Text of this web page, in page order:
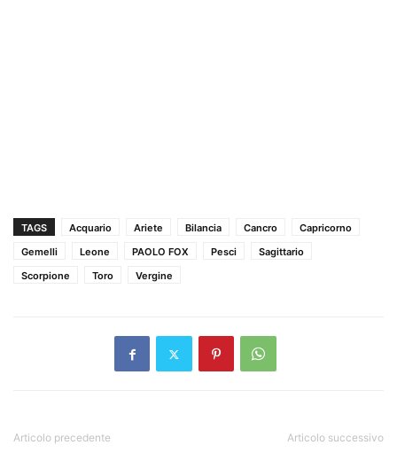
TAGS Acquario Ariete Bilancia Cancro
Capricorno
Gemelli
Leone PAOLO FOX Pesci
Sagittario
Scorpione
Toro Vergine
Articolo precedente Articolo successivo